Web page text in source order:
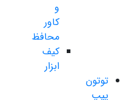
و
کاور
محافظ
کیف
ابزار
توتون
پیپ